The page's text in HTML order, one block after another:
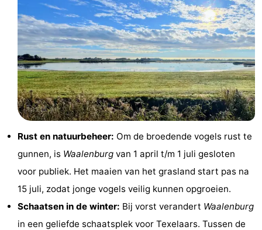
EuroParcs
Texel
Kustpark
Texel
Sluftervallei
Strandhuys
Villapark
Residentie
Villapark
Vogelmient
Last
Zien
Bezienswaardigheden
Rust en natuurbeheer: Om de broedende vogels rust te
gunnen, is Waalenburg van 1 april t/m 1 juli gesloten
voor publiek. Het maaien van het grasland start pas na
15 juli, zodat jonge vogels veilig kunnen opgroeien.
Schaatsen in de winter: Bij vorst verandert Waalenburg
in een geliefde schaatsplek voor Texelaars. Tussen de